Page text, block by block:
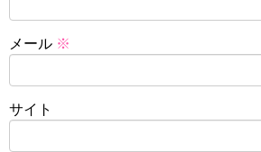
メール ※
サイト